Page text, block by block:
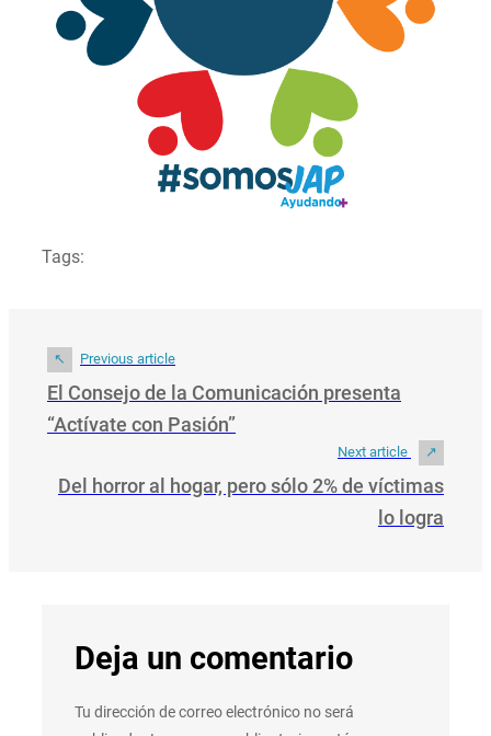
Tags:
Previous article
El Consejo de la Comunicación presenta
“Actívate con Pasión”
Next article
Del horror al hogar, pero sólo 2% de víctimas
lo logra
Deja un comentario
Tu dirección de correo electrónico no será